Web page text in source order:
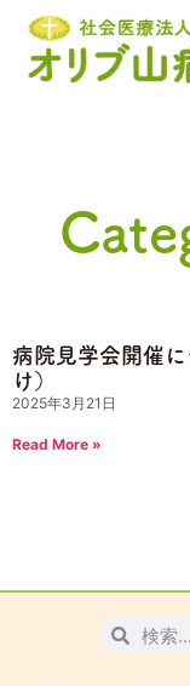
病院見学会開催
け）
2025年3月21日
Read More »